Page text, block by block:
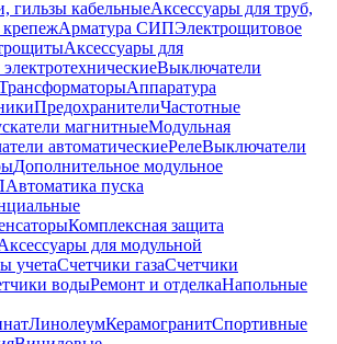
гильзы кабельныеАксессуары для труб,
Арматура СИПЭлектрощитовое
Аксессуары для
Выключатели
Аппаратура
ПредохранителиЧастотные
магнитныеМодульная
автоматическиеРелеВыключатели
Дополнительное модульное
Автоматика пуска
Комплексная защита
для модульной
учетаСчетчики газаСчетчики
водыРемонт и отделкаНапольные
ЛинолеумКерамогранитСпортивные